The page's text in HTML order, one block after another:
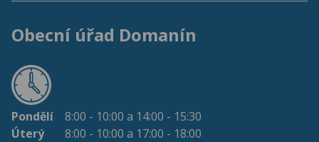
Obecní úřad Domanín
Pondělí
8:00 - 10:00 a 14:00 - 15:30
Úterý
8:00 - 10:00 a 17:00 - 18:00